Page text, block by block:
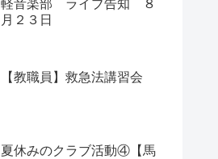
軽音楽部 ライブ告知 ８
月２３日
【教職員】救急法講習会
夏休みのクラブ活動④【馬